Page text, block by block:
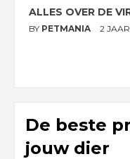
ALLES OVER DE
BY PETMANIA 2
De beste
jouw dier